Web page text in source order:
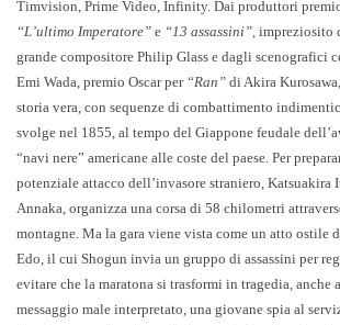
Timvision, Prime Video, Infinity. Dai produttori
“L’ultimo Imperatore” e “13 assassini”, impreziosito
grande compositore Philip Glass e dagli scenografici
Emi Wada, premio Oscarper “Ran” di Akira
storia vera, con sequenze di combattimento
svolge nel 1855, al tempo del Giappone feudale
“navi nere” americane alle coste del paese. Per
potenziale attacco dell’invasore straniero, Katsuakira
Annaka, organizza una corsa di 58 chilometri
montagne. Ma la gara viene vista come un atto ostile
Edo, il cui Shogun invia un gruppo di assassini per
evitare che la maratona si trasformi in tragedia, anche
messaggio male interpretato, una giovane spia al